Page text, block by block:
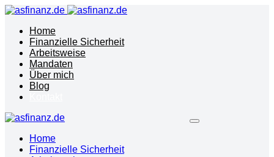
Home
Finanzielle Sicherheit
Arbeitsweise
Mandaten
Über mich
Blog
Home
Finanzielle Sicherheit